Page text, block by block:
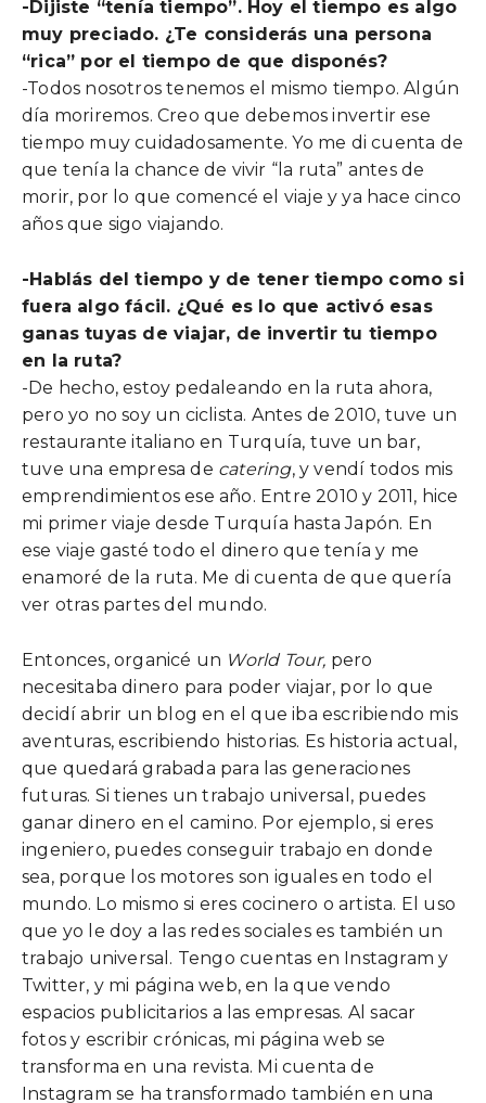
-Dijiste “tenía tiempo”. Hoy el tiempo es algo
muy preciado. ¿Te considerás una persona
“rica” por el tiempo de que disponés?
-Todos nosotros tenemos el mismo tiempo. Algún
día moriremos. Creo que debemos invertir ese
tiempo muy cuidadosamente. Yo me di cuenta de
que tenía la chance de vivir “la ruta” antes de
morir, por lo que comencé el viaje y ya hace cinco
años que sigo viajando.
-Hablás del tiempo y de tener tiempo como si
fuera algo fácil. ¿Qué es lo que activó esas
ganas tuyas de viajar, de invertir tu tiempo
en la ruta?
-De hecho, estoy pedaleando en la ruta ahora,
pero yo no soy un ciclista. Antes de 2010, tuve un
restaurante italiano en Turquía, tuve un bar,
tuve una empresa de catering, y vendí todos mis
emprendimientos ese año. Entre 2010 y 2011, hice
mi primer viaje desde Turquía hasta Japón. En
ese viaje gasté todo el dinero que tenía y me
enamoré de la ruta. Me di cuenta de que quería
ver otras partes del mundo.
Entonces, organicé un World Tour, pero
necesitaba dinero para poder viajar, por lo que
decidí abrir un blog en el que iba escribiendo mis
aventuras, escribiendo historias. Es historia actual,
que quedará grabada para las generaciones
futuras. Si tienes un trabajo universal, puedes
ganar dinero en el camino. Por ejemplo, si eres
ingeniero, puedes conseguir trabajo en donde
sea, porque los motores son iguales en todo el
mundo. Lo mismo si eres cocinero o artista. El uso
que yo le doy a las redes sociales es también un
trabajo universal. Tengo cuentas en Instagram y
Twitter, y mi página web, en la que vendo
espacios publicitarios a las empresas. Al sacar
fotos y escribir crónicas, mi página web se
transforma en una revista. Mi cuenta de
Instagram se ha transformado también en una